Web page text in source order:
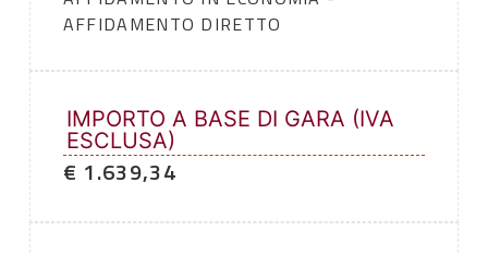
AFFIDAMENTO DIRETTO
IMPORTO A BASE DI GARA (IVA
ESCLUSA)
€ 1.639,34